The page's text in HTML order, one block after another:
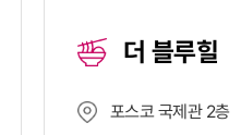
더 블루힐
포스코 국제관 2층